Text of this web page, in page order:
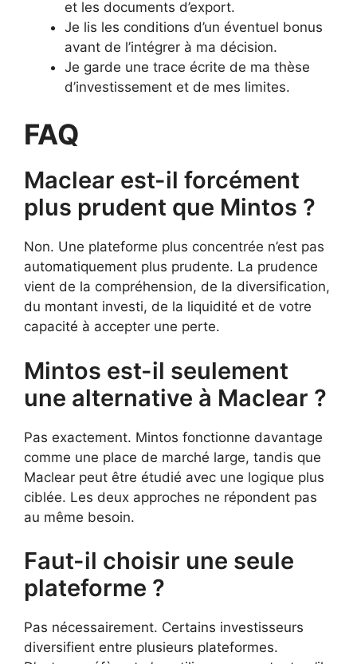
et les documents d’export.
Je lis les conditions d’un éventuel bonus
avant de l’intégrer à ma décision.
Je garde une trace écrite de ma thèse
d’investissement et de mes limites.
FAQ
Maclear est-il forcément
plus prudent que Mintos ?
Non. Une plateforme plus concentrée n’est pas
automatiquement plus prudente. La prudence
vient de la compréhension, de la diversification,
du montant investi, de la liquidité et de votre
capacité à accepter une perte.
Mintos est-il seulement
une alternative à Maclear ?
Pas exactement. Mintos fonctionne davantage
comme une place de marché large, tandis que
Maclear peut être étudié avec une logique plus
ciblée. Les deux approches ne répondent pas
au même besoin.
Faut-il choisir une seule
plateforme ?
Pas nécessairement. Certains investisseurs
diversifient entre plusieurs plateformes.